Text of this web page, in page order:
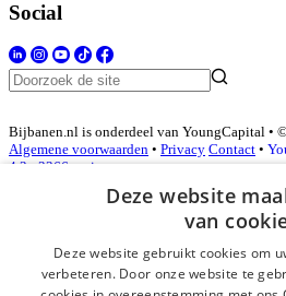
Social
Bijbanen.nl is onderdeel van YoungCapital •
Algemene voorwaarden • Privacy Contact •
4.3 - 3366 reviews
Inloggen als bedrijf
*
Deze website
van
Deze website gebruikt cookies om
verbeteren. Door onze website te